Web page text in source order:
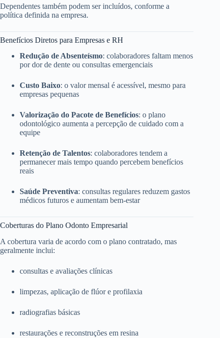
Dependentes também podem ser incluídos, conforme a
política definida na empresa.
Benefícios Diretos para Empresas e RH
Redução de Absenteísmo: colaboradores faltam menos
por dor de dente ou consultas emergenciais
Custo Baixo: o valor mensal é acessível, mesmo para
empresas pequenas
Valorização do Pacote de Benefícios: o plano
odontológico aumenta a percepção de cuidado com a
equipe
Retenção de Talentos: colaboradores tendem a
permanecer mais tempo quando percebem benefícios
reais
Saúde Preventiva: consultas regulares reduzem gastos
médicos futuros e aumentam bem-estar
Coberturas do Plano Odonto Empresarial
A cobertura varia de acordo com o plano contratado, mas
geralmente inclui:
consultas e avaliações clínicas
limpezas, aplicação de flúor e profilaxia
radiografias básicas
restaurações e reconstruções em resina